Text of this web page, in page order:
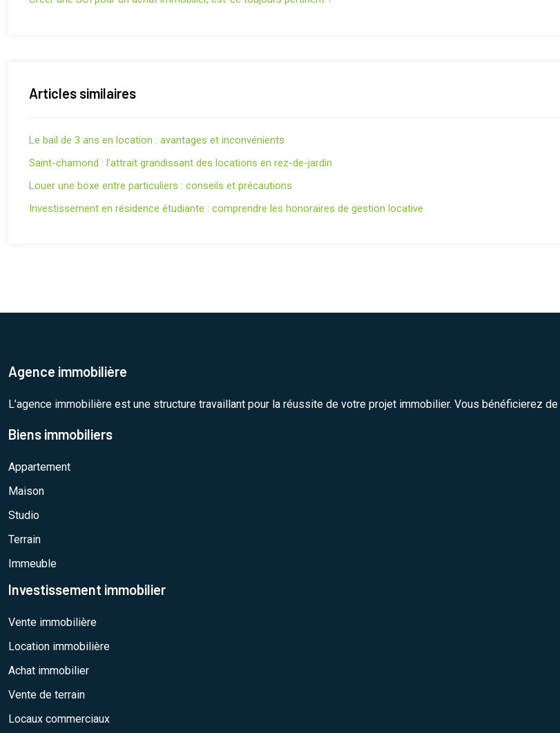
Articles similaires
Le bail de 3 ans en location : avantages et inconvénients
Saint-chamond : l’attrait grandissant des locations en rez-de-jardin
Louer une boxe entre particuliers : conseils et précautions
Investissement en résidence étudiante : comprendre les honoraires de gestion locative
Agence immobilière
L’agence immobilière est une structure travaillant pour la réussite de votre projet immobilier. Vous bénéficierez
Biens immobiliers
Appartement
Maison
Studio
Terrain
Immeuble
Investissement immobilier
Vente immobilière
Location immobilière
Achat immobilier
Vente de terrain
Locaux commerciaux